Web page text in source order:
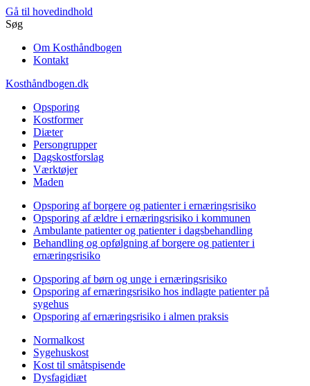
Gå til hovedindhold
Søg
Om Kosthåndbogen
Kontakt
Kosthåndbogen.dk
Opsporing
Kostformer
Diæter
Persongrupper
Dagskostforslag
Værktøjer
Maden
Opsporing af borgere og patienter i ernæringsrisiko
Opsporing af ældre i ernæringsrisiko i kommunen
Ambulante patienter og patienter i dagsbehandling
Behandling og opfølgning af borgere og patienter i
ernæringsrisiko
Opsporing af børn og unge i ernæringsrisiko
Opsporing af ernæringsrisiko hos indlagte patienter på
sygehus
Opsporing af ernæringsrisiko i almen praksis
Normalkost
Sygehuskost
Kost til småtspisende
Dysfagidiæt